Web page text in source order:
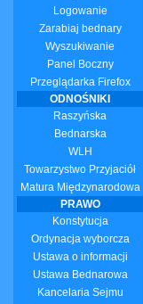
Logowanie
Zarabiaj bednary
Wyszukiwanie
Panel Boczny
Przeglądarka Firefox
ODNOŚNIKI
Raszyńska
Bednarska
WLH
Towarzystwo Przyjaciół
Matura Międzynarodowa
PRAWO
Konstytucja
Ordynacja wyborcza
Ustawa o informacji
Ustawa Bednarowa
Kancelaria Sejmu